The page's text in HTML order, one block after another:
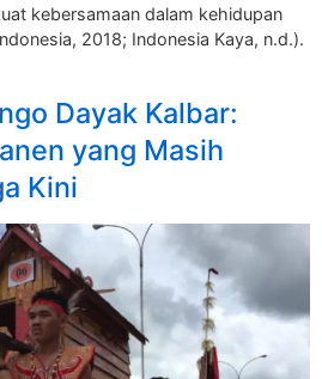
kebersamaan dalam kehidupan
2018; Indonesia Kaya, n.d.).
Dayak Kalbar:
yang Masih
Kini